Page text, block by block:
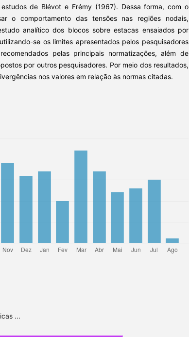
de Blévot e Frémy (1967). Dessa forma, com o
o comportamento das tensões nas regiões nodais,
analítico dos blocos sobre estacas ensaiados por
se os limites apresentados pelos pesquisadores
pelas principais normatizações, além de
por outros pesquisadores. Por meio dos resultados,
nos valores em relação às normas citadas.
...